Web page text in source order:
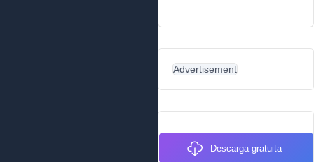
Advertisement
Descarga gratuita